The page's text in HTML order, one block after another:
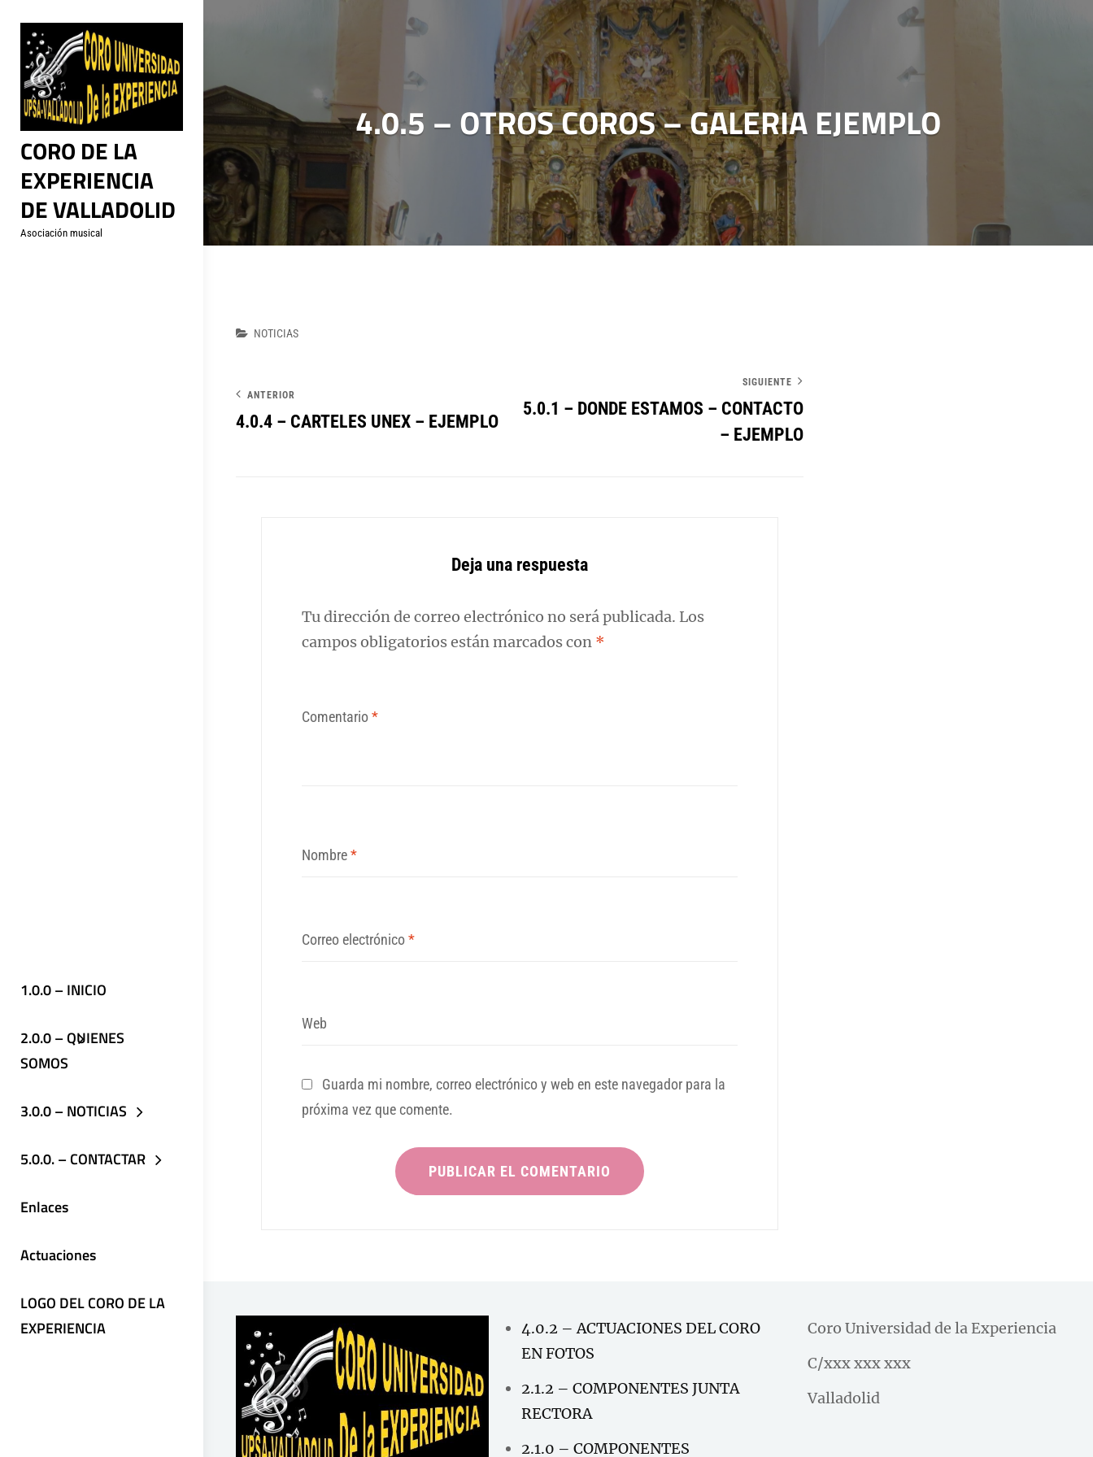
contenido
CORO DE LA
EXPERIENCIA
DE VALLADOLID
Asociación musical
1.0.0 – INICIO
2.0.0 – QUIENES
SOMOS
3.0.0 – NOTICIAS
5.0.0. – CONTACTAR
Enlaces
Actuaciones
LOGO DEL CORO DE LA
EXPERIENCIA
4.0.5 – OTROS COROS – GALERIA EJEMPLO
Categorías
NOTICIAS
entradas
ANTERIOR
4.0.4 – CARTELES UNEX – EJEMPLO
SIGUIENTE
5.0.1 – DONDE ESTAMOS – CONTACTO
– EJEMPLO
Deja una respuesta
Tu dirección de correo electrónico no será publicada. Los
campos obligatorios están marcados con *
Comentario*
Nombre*
Correo electrónico*
Web
Guarda mi nombre, correo electrónico y web en este navegador para la
próxima vez que comente.
4.0.2 – ACTUACIONES DEL CORO
EN FOTOS
2.1.2 – COMPONENTES JUNTA
RECTORA
2.1.0 – COMPONENTES
Coro Universidad de la Experiencia
C/xxx xxx xxx
Valladolid